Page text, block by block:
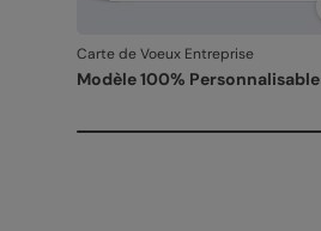
Carte de Voeux Entreprise
Modèle 100% Personnalisable